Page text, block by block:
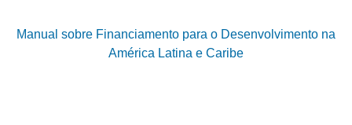
Manual sobre Financiamento para o Desenvolvimento na
América Latina e Caribe